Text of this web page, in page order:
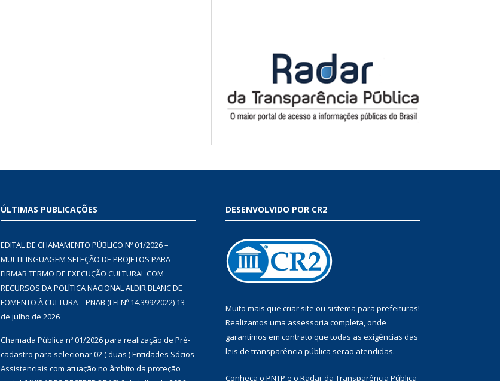
ÚLTIMAS PUBLICAÇÕES
EDITAL DE CHAMAMENTO PÚBLICO Nº 01/2026 –
MULTILINGUAGEM SELEÇÃO DE PROJETOS PARA
FIRMAR TERMO DE EXECUÇÃO CULTURAL COM
RECURSOS DA POLÍTICA NACIONAL ALDIR BLANC DE
FOMENTO À CULTURA – PNAB (LEI Nº 14.399/2022) 13
de julho de 2026
Chamada Pública nº 01/2026 para realização de Pré-
cadastro para selecionar 02 ( duas ) Entidades Sócios
Assistenciais com atuação no âmbito da proteção
DESENVOLVIDO POR CR2
Muito mais que criar site ou sistema para prefeituras!
Realizamos uma assessoria completa, onde
garantimos em contrato que todas as exigências das
leis de transparência pública serão atendidas.
Conheça o PNTP e o Radar da Transparência Pública